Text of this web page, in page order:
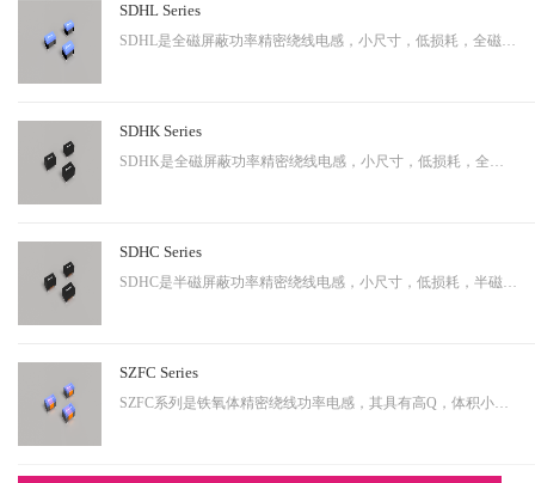
SDHL Series
SDHL是全磁屏蔽功率精密绕线电感，小尺寸，低损耗，全磁屏蔽等特点，适用于小型化终端产品。
SDHK Series
SDHK是全磁屏蔽功率精密绕线电感，小尺寸，低损耗，全磁屏蔽等特点，适用于小型化终端产品。
SDHC Series
SDHC是半磁屏蔽功率精密绕线电感，小尺寸，低损耗，半磁屏蔽等特点，适用于小型化终端产品。
SZFC Series
SZFC系列是铁氧体精密绕线功率电感，其具有高Q，体积小，电流大等特性。适用于小型化产品。